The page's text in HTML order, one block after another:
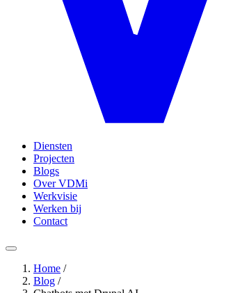
Diensten
Projecten
Blogs
Over VDMi
Werkvisie
Werken bij
Contact
Home /
Blog /